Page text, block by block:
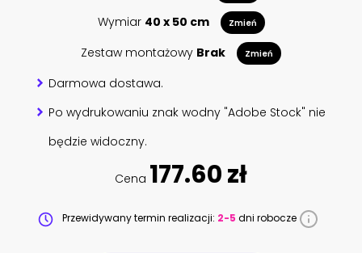
Wymiar 40 x 50 cm Zmień
Zestaw montażowy Brak Zmień
Darmowa dostawa.
Po wydrukowaniu znak wodny "Adobe Stock" nie
będzie widoczny.
Cena 177.60 zł
Przewidywany termin realizacji: 2-5 dni robocze